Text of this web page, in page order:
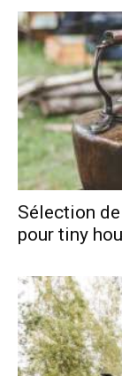
Sélection
pour tiny